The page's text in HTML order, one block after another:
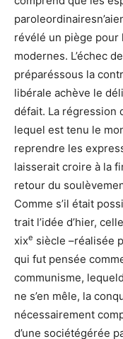
révélé un piège pour
modernes. L’échec
préparéssous la
libérale achève le
défait. La régression
lequel est tenu le
reprendre les
laisserait croire à la
retour du
Comme s’il était
trait l’idée d’hier,
xixe siècle –réalisée
qui fut pensée
communisme,
ne s’en mêle, la
nécessairement
d’une sociétégérée